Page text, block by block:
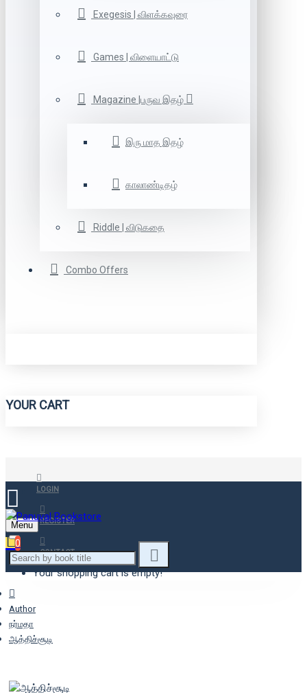
Exegesis | விளக்கவுரை
Games | விளையாட்டு
Magazine |பருவ இதழ்
இரு மாத இதழ்
காலாண்டிதழ்
Riddle | விடுகதை
Combo Offers
YOUR CART
LOGIN
REGISTER
CONTACT
Menu
0
Your shopping cart is empty!
Author
நர்மதா
ஆத்திச்சூடி